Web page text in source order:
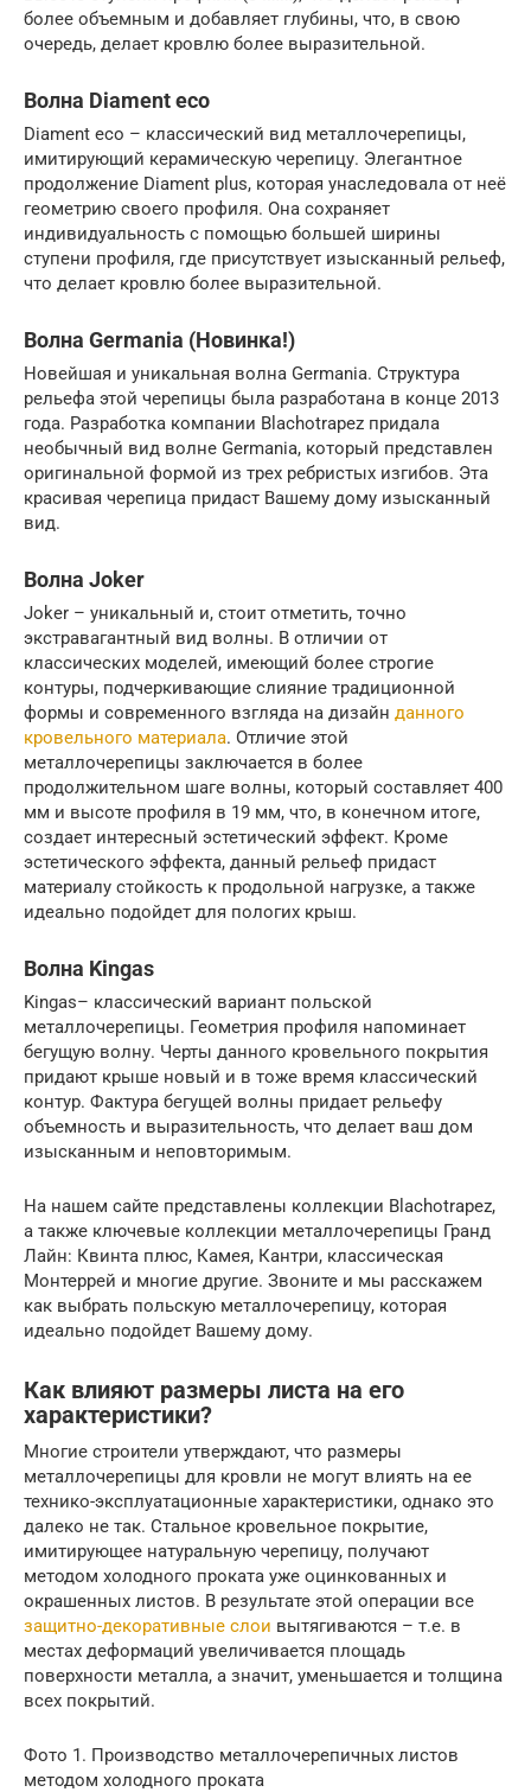
более объемным и добавляет глубины, что, в свою
очередь, делает кровлю более выразительной.
Волна Diament eco
Diament eco – классический вид металлочерепицы,
имитирующий керамическую черепицу. Элегантное
продолжение Diament plus, которая унаследовала от неё
геометрию своего профиля. Она сохраняет
индивидуальность с помощью большей ширины
ступени профиля, где присутствует изысканный рельеф,
что делает кровлю более выразительной.
Волна Germania (Новинка!)
Новейшая и уникальная волна Germania. Структура
рельефа этой черепицы была разработана в конце 2013
года. Разработка компании Blachotrapez придала
необычный вид волне Germania, который представлен
оригинальной формой из трех ребристых изгибов. Эта
красивая черепица придаст Вашему дому изысканный
вид.
Волна Joker
Joker – уникальный и, стоит отметить, точно
экстравагантный вид волны. В отличии от
классических моделей, имеющий более строгие
контуры, подчеркивающие слияние традиционной
формы и современного взгляда на дизайн данного
кровельного материала. Отличие этой
металлочерепицы заключается в более
продолжительном шаге волны, который составляет 400
мм и высоте профиля в 19 мм, что, в конечном итоге,
создает интересный эстетический эффект. Кроме
эстетического эффекта, данный рельеф придаст
материалу стойкость к продольной нагрузке, а также
идеально подойдет для пологих крыш.
Волна Kingas
Kingas– классический вариант польской
металлочерепицы. Геометрия профиля напоминает
бегущую волну. Черты данного кровельного покрытия
придают крыше новый и в тоже время классический
контур. Фактура бегущей волны придает рельефу
объемность и выразительность, что делает ваш дом
изысканным и неповторимым.
На нашем сайте представлены коллекции Blachotrapez,
а также ключевые коллекции металлочерепицы Гранд
Лайн: Квинта плюс, Камея, Кантри, классическая
Монтеррей и многие другие. Звоните и мы расскажем
как выбрать польскую металлочерепицу, которая
идеально подойдет Вашему дому.
Как влияют размеры листа на его
характеристики?
Многие строители утверждают, что размеры
металлочерепицы для кровли не могут влиять на ее
технико-эксплуатационные характеристики, однако это
далеко не так. Стальное кровельное покрытие,
имитирующее натуральную черепицу, получают
методом холодного проката уже оцинкованных и
окрашенных листов. В результате этой операции все
защитно-декоративные слои вытягиваются – т.е. в
местах деформаций увеличивается площадь
поверхности металла, а значит, уменьшается и толщина
всех покрытий.
Фото 1. Производство металлочерепичных листов
методом холодного проката